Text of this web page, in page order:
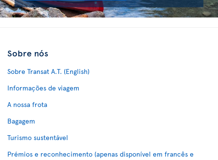
Sobre nós
Sobre Transat A.T. (English)
Informações de viagem
A nossa frota
Bagagem
Turismo sustentável
Prémios e reconhecimento (apenas disponível em francês e